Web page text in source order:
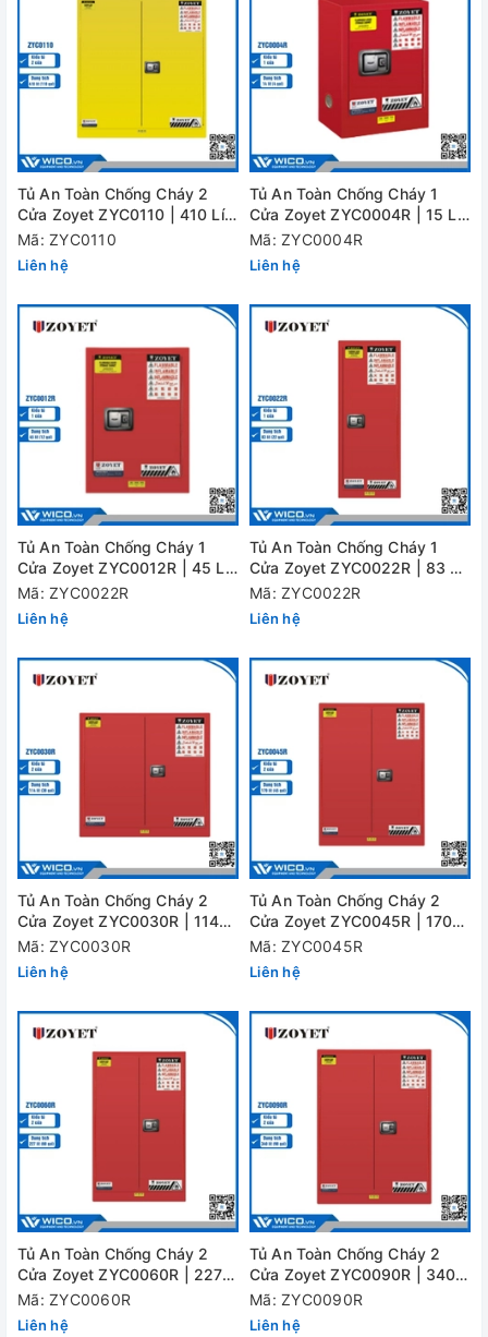
Tủ An Toàn Chống Cháy 2
Cửa Zoyet ZYC0110 | 410 Lít
(110 Gal)
Mã: ZYC0110
Liên hệ
Tủ An Toàn Chống Cháy 1
Cửa Zoyet ZYC0004R | 15 Lít
(4 Gal)
Mã: ZYC0004R
Liên hệ
Tủ An Toàn Chống Cháy 1
Cửa Zoyet ZYC0012R | 45 Lít
(12 Gal)
Mã: ZYC0022R
Liên hệ
Tủ An Toàn Chống Cháy 1
Cửa Zoyet ZYC0022R | 83 Lít
(22 Gal)
Mã: ZYC0022R
Liên hệ
Tủ An Toàn Chống Cháy 2
Cửa Zoyet ZYC0030R | 114
Lít (30 Gal)
Mã: ZYC0030R
Liên hệ
Tủ An Toàn Chống Cháy 2
Cửa Zoyet ZYC0045R | 170
Lít (45 Gal)
Mã: ZYC0045R
Liên hệ
Tủ An Toàn Chống Cháy 2
Cửa Zoyet ZYC0060R | 227
Lít (60 Gal)
Mã: ZYC0060R
Liên hệ
Tủ An Toàn Chống Cháy 2
Cửa Zoyet ZYC0090R | 340
Lít (90 Gal)
Mã: ZYC0090R
Liên hệ